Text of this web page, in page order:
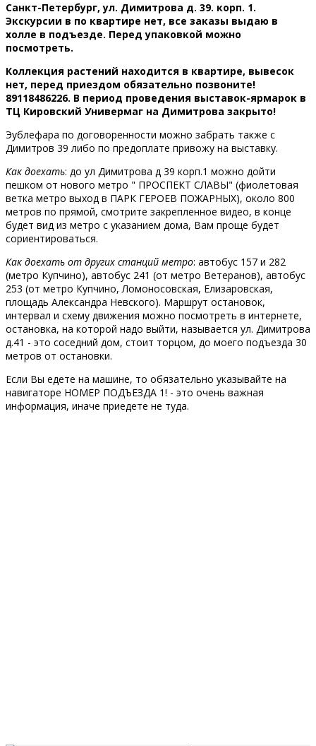
Санкт-Петербург, ул. Димитрова д. 39. корп. 1.
Экскурсии в по квартире нет, все заказы выдаю в
холле в подъезде. Перед упаковкой можно
посмотреть.
Коллекция растений находится в квартире, вывесок
нет, перед приездом обязательно позвоните!
89118486226. В период проведения выставок-ярмарок в
ТЦ Кировский Универмаг на Димитрова закрыто!
Эублефара по договоренности можно забрать также с
Димитров 39 либо по предоплате привожу на выставку.
Как доехать: до ул Димитрова д 39 корп.1 можно дойти
пешком от нового метро " ПРОСПЕКТ СЛАВЫ" (фиолетовая
ветка метро выход в ПАРК ГЕРОЕВ ПОЖАРНЫХ), около 800
метров по прямой, смотрите закрепленное видео, в конце
будет вид из метро с указанием дома, Вам проще будет
сориентироваться.
Как доехать от других станций метро: автобус 157 и 282
(метро Купчино), автобус 241 (от метро Ветеранов), автобус
253 (от метро Купчино, Ломоносовская, Елизаровская,
площадь Александра Невского). Маршрут остановок,
интервал и схему движения можно посмотреть в интернете,
остановка, на которой надо выйти, называется ул. Димитрова
д.41 - это соседний дом, стоит торцом, до моего подъезда 30
метров от остановки.
Если Вы едете на машине, то обязательно указывайте на
навигаторе НОМЕР ПОДЪЕЗДА 1! - это очень важная
информация, иначе приедете не туда.